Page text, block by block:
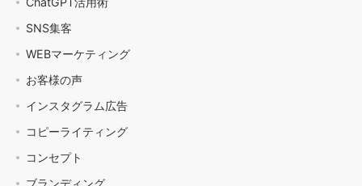
SNS集客
WEBマーケティング
お客様の声
インスタグラム広告
コピーライティング
コンセプト
ブランディング